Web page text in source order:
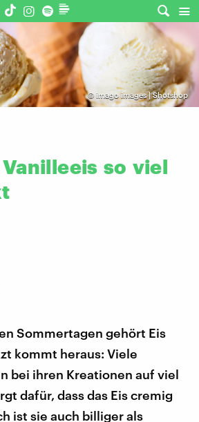
©imago images | Shotshop
Vanilleeis so viel
Sommertagen gehört Eis
kommt heraus: Viele
bei ihren Kreationen auf viel
dafür, dass das Eis cremig
ist sie auch billiger als